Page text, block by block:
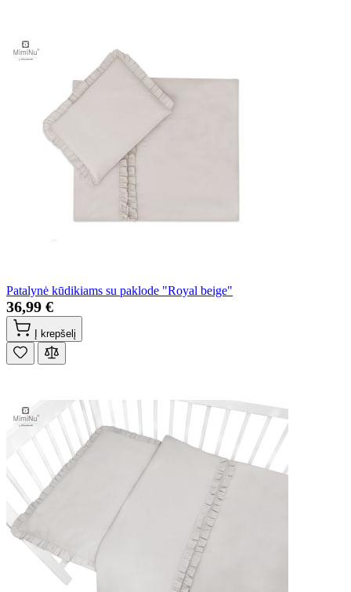
Patalynė kūdikiams su paklode "Royal beige"
36,99 €
Į krepšelį